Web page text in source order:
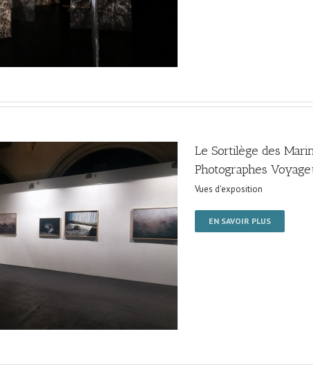
Le Sortilège des
Photographes
Vues d'exposition
EN SAVOIR PLUS